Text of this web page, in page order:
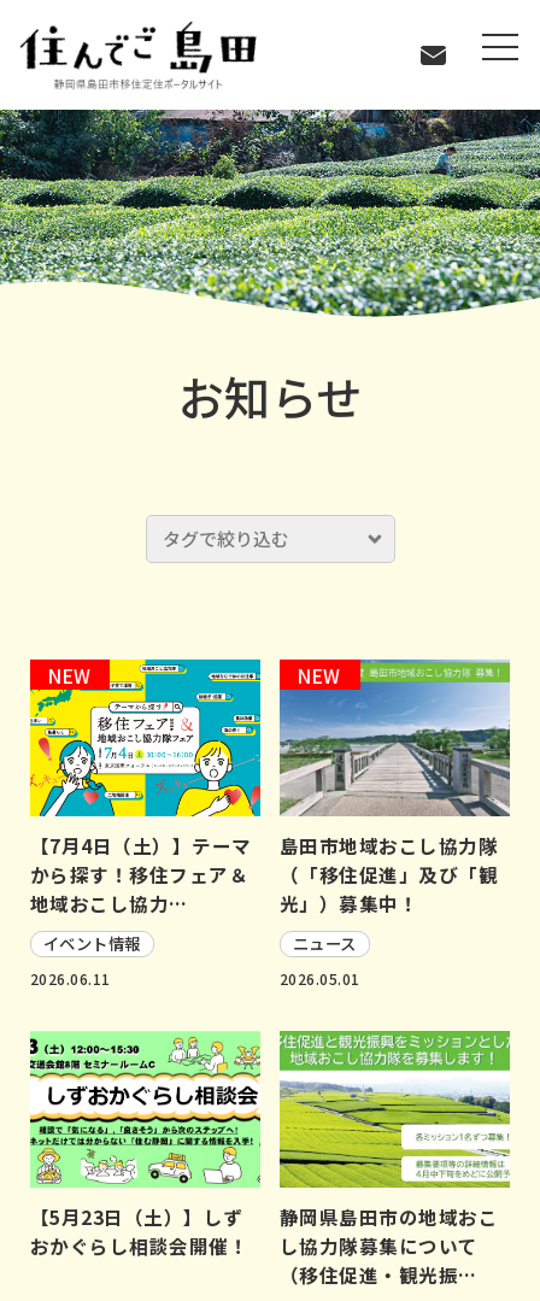
お知らせ
お知らせ
NEW
【7月4日（土）】テーマ
から探す！移住フェア＆
地域おこし協力…
イベント情報
2026.06.11
NEW
島田市地域おこし協力隊
（「移住促進」及び「観
光」）募集中！
ニュース
2026.05.01
【5月23日（土）】しず
おかぐらし相談会開催！
静岡県島田市の地域おこ
し協力隊募集について
（移住促進・観光振…